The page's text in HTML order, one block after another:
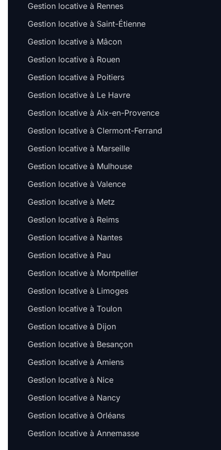
Gestion locative à Rennes
Gestion locative à Saint-Étienne
Gestion locative à Mâcon
Gestion locative à Rouen
Gestion locative à Poitiers
Gestion locative à Le Havre
Gestion locative à Aix-en-Provence
Gestion locative à Clermont-Ferrand
Gestion locative à Marseille
Gestion locative à Mulhouse
Gestion locative à Valence
Gestion locative à Metz
Gestion locative à Reims
Gestion locative à Nantes
Gestion locative à Pau
Gestion locative à Montpellier
Gestion locative à Limoges
Gestion locative à Toulon
Gestion locative à Dijon
Gestion locative à Besançon
Gestion locative à Amiens
Gestion locative à Nice
Gestion locative à Nancy
Gestion locative à Orléans
Gestion locative à Annemasse